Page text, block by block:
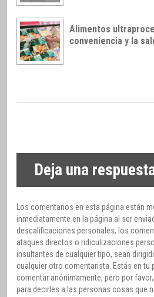
Alimentos
conveniencia y la
Deja una
Los comentarios en esta página están
inmediatamente en la página al ser
descalificaciones personales, los
ataques directos o ridiculizaciones
insultantes de cualquier tipo, sean
cualquier otro comentarista. Estás en tu
comentar anónimamente, pero por
para decirles a las personas cosas que